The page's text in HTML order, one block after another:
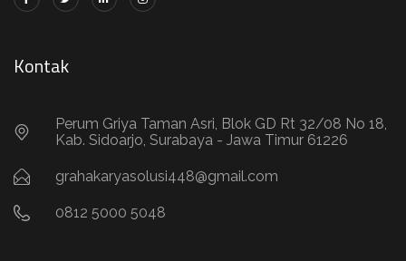
Kontak
Perum Griya Taman Asri, Blok GD Rt 32/08 No 18,
Kab. Sidoarjo, Surabaya - Jawa Timur 61226
grahakaryasolusi448@gmail.com
0812 5000 5048